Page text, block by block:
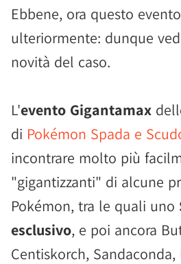
Ebbene, ora questo
ulteriormente: dunque
novità del caso.
L'evento Gigantamax
di Pokémon Spada e
incontrare molto più
"gigantizzanti" di alcune
Pokémon, tra le quali uno
esclusivo, e poi ancora
Centiskorch, Sandaconda,